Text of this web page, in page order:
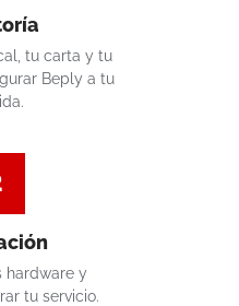
tu carta y tu
Beply a tu
hardware y
tu servicio.